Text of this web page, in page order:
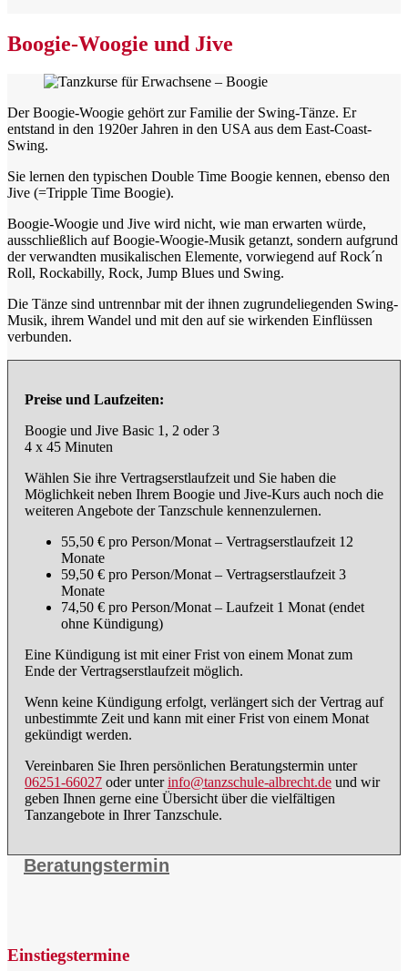
Boogie-Woogie und Jive
Der Boogie-Woogie gehört zur Familie der Swing-Tänze. Er
entstand in den 1920er Jahren in den USA aus dem East-Coast-
Swing.
Sie lernen den typischen Double Time Boogie kennen, ebenso den
Jive (=Tripple Time Boogie).
Boogie-Woogie und Jive wird nicht, wie man erwarten würde,
ausschließlich auf Boogie-Woogie-Musik getanzt, sondern aufgrund
der verwandten musikalischen Elemente, vorwiegend auf Rock´n
Roll, Rockabilly, Rock, Jump Blues und Swing.
Die Tänze sind untrennbar mit der ihnen zugrundeliegenden Swing-
Musik, ihrem Wandel und mit den auf sie wirkenden Einflüssen
verbunden.
Preise und Laufzeiten:
Boogie und Jive Basic 1, 2 oder 3
4 x 45 Minuten
Wählen Sie ihre Vertragserstlaufzeit und Sie haben die
Möglichkeit neben Ihrem Boogie und Jive-Kurs auch noch die
weiteren Angebote der Tanzschule kennenzulernen.
55,50 € pro Person/Monat – Vertragserstlaufzeit 12
Monate
59,50 € pro Person/Monat – Vertragserstlaufzeit 3
Monate
74,50 € pro Person/Monat – Laufzeit 1 Monat (endet
ohne Kündigung)
Eine Kündigung ist mit einer Frist von einem Monat zum
Ende der Vertragserstlaufzeit möglich.
Wenn keine Kündigung erfolgt, verlängert sich der Vertrag auf
unbestimmte Zeit und kann mit einer Frist von einem Monat
gekündigt werden.
Vereinbaren Sie Ihren persönlichen Beratungstermin unter
06251-66027 oder unterinfo@tanzschule-albrecht.de und wir
geben Ihnen gerne eine Übersicht über die vielfältigen
Tanzangebote in Ihrer Tanzschule.
Beratungstermin
Einstiegstermine